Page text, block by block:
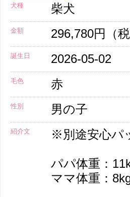
犬種 柴犬
金額 296,780円（税
誕生日 2026-05-02
毛色 赤
性別 男の子
紹介文 ※別途安心パ
パパ体重：
ママ体重：